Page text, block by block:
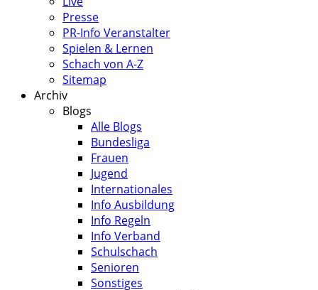
Presse
PR-Info Veranstalter
Spielen & Lernen
Schach von A-Z
Sitemap
Archiv
Blogs
Alle Blogs
Bundesliga
Frauen
Jugend
Internationales
Info Ausbildung
Info Regeln
Info Verband
Schulschach
Senioren
Sonstiges